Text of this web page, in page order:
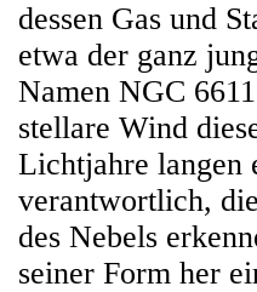
dessen Gas und
etwa der ganz
Namen NGC
stellare Wind
Lichtjahre langen
verantwortlich,
des Nebels
seiner Form her